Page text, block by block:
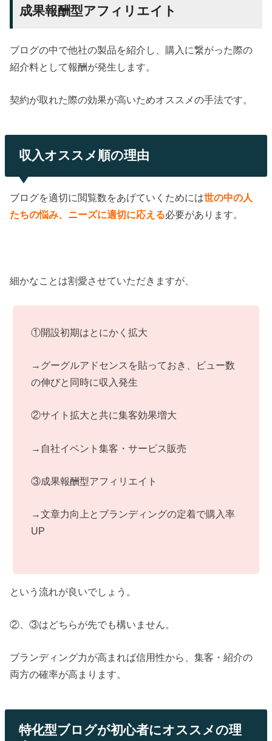
成果報酬型アフィリエイト
ブログの中で他社の製品を紹介し、購入に繋がった際の
紹介料として報酬が発生します。
契約が取れた際の効果が高いためオススメの手法です。
収入オススメ順の理由
ブログを適切に閲覧数をあげていくためには世の中の人
たちの悩み、ニーズに適切に応える必要があります。
細かなことは割愛させていただきますが、
①開設初期はとにかく拡大
→グーグルアドセンスを貼っておき、ビュー数
の伸びと同時に収入発生
②サイト拡大と共に集客効果増大
→自社イベント集客・サービス販売
③成果報酬型アフィリエイト
→文章力向上とブランディングの定着で購入率
UP
という流れが良いでしょう。
②、③はどちらが先でも構いません。
ブランディング力が高まれば信用性から、集客・紹介の
両方の確率が高まります。
特化型ブログが初心者にオススメの理